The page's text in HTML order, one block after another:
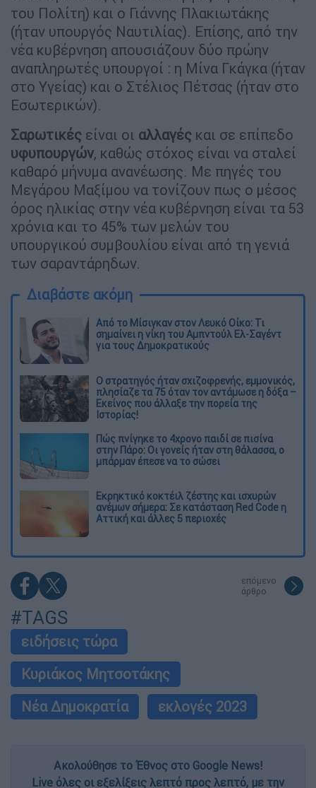
του Πολίτη) και ο Γιάννης Πλακιωτάκης
(ήταν υπουργός Ναυτιλίας). Επίσης, από την
νέα κυβέρνηση απουσιάζουν δύο πρώην
αναπληρωτές υπουργοί : η Μίνα Γκάγκα (ήταν
στο Υγείας) και ο Στέλιος Πέτσας (ήταν στο
Εσωτερικών).
Σαρωτικές είναι οι αλλαγές και σε επίπεδο
υφυπουργών, καθώς στόχος είναι να σταλεί
καθαρό μήνυμα ανανέωσης. Με πηγές του
Μεγάρου Μαξίμου να τονίζουν πως ο μέσος
όρος ηλικίας στην νέα κυβέρνηση είναι τα 53
χρόνια και το 45% των μελών του
υπουργικού συμβουλίου είναι από τη γενιά
των σαραντάρηδων.
Διαβάστε ακόμη
Από το Μίσιγκαν στον Λευκό Οίκο: Τι
σημαίνει η νίκη του Αμπντούλ Ελ-Σαγέντ
για τους Δημοκρατικούς
O στρατηγός ήταν σχιζοφρενής, εμμονικός,
πλησίαζε τα 75 όταν τον αντάμωσε η δόξα –
Εκείνος που άλλαξε την πορεία της
Ιστορίας!
Πώς πνίγηκε το 4χρονο παιδί σε πισίνα
στην Πάρο: Οι γονείς ήταν στη θάλασσα, ο
μπάρμαν έπεσε να το σώσει
Εκρηκτικό κοκτέιλ ζέστης και ισχυρών
ανέμων σήμερα: Σε κατάσταση Red Code η
Αττική και άλλες 5 περιοχές
επόμενο
άρθρο
#TAGS
ειδήσεις τώρα
Κυριάκος Μητσοτάκης
Νέα Δημοκρατία
εκλογές 2023
Ακολούθησε το Έθνος στο Google News!
Live όλες οι εξελίξεις λεπτό προς λεπτό, με την